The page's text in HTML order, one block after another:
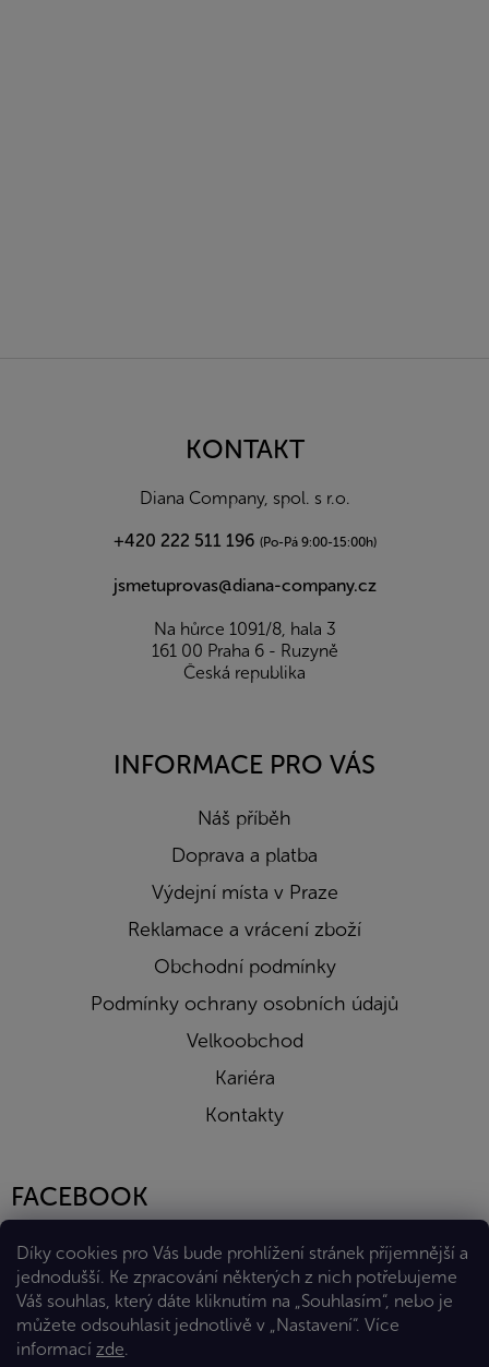
Díky cookies pro Vás bude prohlížení stránek příjemnější a
jednodušší. Ke zpracování některých z nich potřebujeme
Váš souhlas, který dáte kliknutím na „Souhlasím“, nebo je
můžete odsouhlasit jednotlivě v „Nastavení“. Více
informací zde.
KONTAKT
Diana Company, spol. s r.o.
+420 222 511 196 (Po-Pá 9:00-15:00h)
jsmetuprovas@diana-company.cz
Na hůrce 1091/8, hala 3
161 00 Praha 6 - Ruzyně
Česká republika
INFORMACE PRO VÁS
Náš příběh
Doprava a platba
Výdejní místa v Praze
Reklamace a vrácení zboží
Obchodní podmínky
Podmínky ochrany osobních údajů
Velkoobchod
Kariéra
Kontakty
FACEBOOK